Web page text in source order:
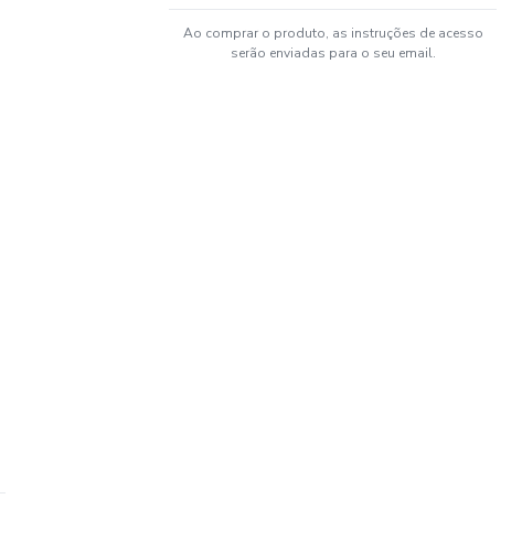
Ao comprar o produto, as instruções de acesso
serão enviadas para o seu email.